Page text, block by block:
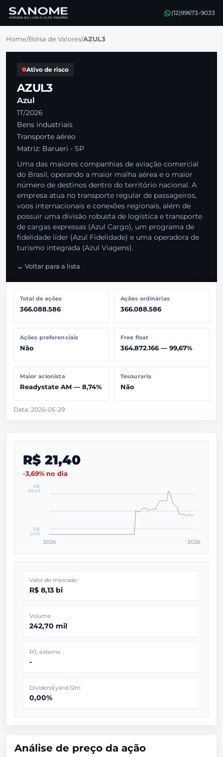
(12)99673-9033
Home/Bolsa de Valores/AZUL3
Ativo de risco
AZUL3
Azul
1T/2026
Bens industriais
Transporte aéreo
Matriz: Barueri - SP
Uma das maiores companhias de aviação comercial
do Brasil, operando a maior malha aérea e o maior
número de destinos dentro do território nacional. A
empresa atua no transporte regular de passageiros,
voos internacionais e conexões regionais, além de
possuir uma divisão robusta de logística e transporte
de cargas expressas (Azul Cargo), um programa de
fidelidade líder (Azul Fidelidade) e uma operadora de
turismo integrada (Azul Viagens).
← Voltar para a lista
Total de ações
366.088.586
Ações ordinárias
366.088.586
Ações preferenciais
Não
Free float
364.872.166 — 99,67%
Maior acionista
Readystate AM — 8,74%
Tesouraria
Não
Data: 2026-05-29
R$ 21,40
-3,69% no dia
R$
49,49
R$
0,00
2026 2026
Valor de mercado
R$ 8,13 bi
Volume
242,70 mil
P/L externo
-
Dividend yield 12m
0,00%
Análise de preço da ação